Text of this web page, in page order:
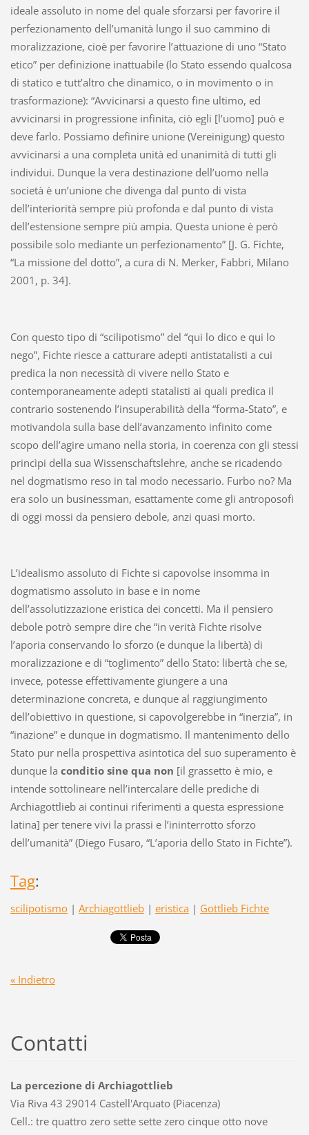
ideale assoluto in nome del quale sforzarsi per favorire il
perfezionamento dell’umanità lungo il suo cammino di
moralizzazione, cioè per favorire l’attuazione di uno “Stato
etico” per definizione inattuabile (lo Stato essendo qualcosa
di statico e tutt’altro che dinamico, o in movimento o in
trasformazione): “Avvicinarsi a questo fine ultimo, ed
avvicinarsi in progressione infinita, ciò egli [l’uomo] può e
deve farlo. Possiamo definire unione (Vereinigung) questo
avvicinarsi a una completa unità ed unanimità di tutti gli
individui. Dunque la vera destinazione dell’uomo nella
società è un’unione che divenga dal punto di vista
dell’interiorità sempre più profonda e dal punto di vista
dell’estensione sempre più ampia. Questa unione è però
possibile solo mediante un perfezionamento” [J. G. Fichte,
“La missione del dotto”, a cura di N. Merker, Fabbri, Milano
2001, p. 34].
Con questo tipo di “scilipotismo” del “qui lo dico e qui lo
nego”, Fichte riesce a catturare adepti antistatalisti a cui
predica la non necessità di vivere nello Stato e
contemporaneamente adepti statalisti ai quali predica il
contrario sostenendo l’insuperabilità della “forma-Stato”, e
motivandola sulla base dell’avanzamento infinito come
scopo dell’agire umano nella storia, in coerenza con gli stessi
princìpi della sua Wissenschaftslehre, anche se ricadendo
nel dogmatismo reso in tal modo necessario. Furbo no? Ma
era solo un businessman, esattamente come gli antroposofi
di oggi mossi da pensiero debole, anzi quasi morto.
L’idealismo assoluto di Fichte si capovolse insomma in
dogmatismo assoluto in base e in nome
dell’assolutizzazione eristica dei concetti. Ma il pensiero
debole potrò sempre dire che “in verità Fichte risolve
l’aporia conservando lo sforzo (e dunque la libertà) di
moralizzazione e di “toglimento” dello Stato: libertà che se,
invece, potesse effettivamente giungere a una
determinazione concreta, e dunque al raggiungimento
dell’obiettivo in questione, si capovolgerebbe in “inerzia”, in
“inazione” e dunque in dogmatismo. Il mantenimento dello
Stato pur nella prospettiva asintotica del suo superamento è
dunque la conditio sine qua non [il grassetto è mio, e
intende sottolineare nell’intercalare delle prediche di
Archiagottlieb ai continui riferimenti a questa espressione
latina] per tenere vivi la prassi e l’ininterrotto sforzo
dell’umanità” (Diego Fusaro, “L’aporia dello Stato in Fichte”).
Tag:
scilipotismo | Archiagottlieb | eristica | Gottlieb Fichte
« Indietro
Contatti
La percezione di Archiagottlieb
Via Riva 43 29014 Castell'Arquato (Piacenza)
Cell.: tre quattro zero sette sette zero cinque otto nove